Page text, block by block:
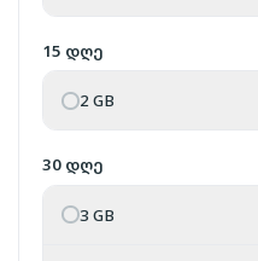
15 დღე
2 GB
30 დღე
3 GB